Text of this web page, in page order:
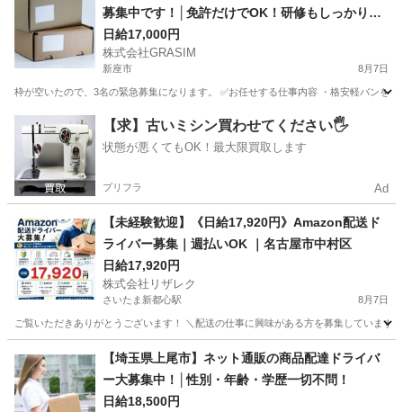
募集中です！│免許だけでOK！研修もしっかりあ
ります！
日給17,000円
株式会社GRASIM
新座市 8月7日
枠が空いたので、3名の緊急募集になります。 ✅お任せする仕事内容 ・格安軽バン
埼玉 新座市 ドライバー 荷物
【求】古いミシン買わせてください🖐️
状態が悪くてもOK！最大限買取します
プリフラ Ad
【未経験歓迎】《日給17,920円》Amazon配送ド
ライバー募集｜週払いOK ｜名古屋市中村区
日給17,920円
株式会社リザレク
さいたま新都心駅 8月7日
ご覧いただきありがとうございます！ ＼配送の仕事に興味がある方を募集していま
さいたま市 さいたま新都心駅 ドライバー Amazon
【埼玉県上尾市】ネット通販の商品配達ドライバ
ー大募集中！│性別・年齢・学歴一切不問！
日給18,500円